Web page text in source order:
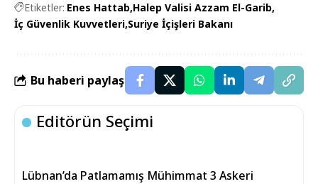
Etiketler: Enes Hattab Halep Valisi Azzam El-Garib
İç Güvenlik Kuvvetleri Suriye İçişleri Bakanı
Bu haberi paylaş
Editörün Seçimi
Lübnan’da Patlamamış Mühimmat 3 Askeri